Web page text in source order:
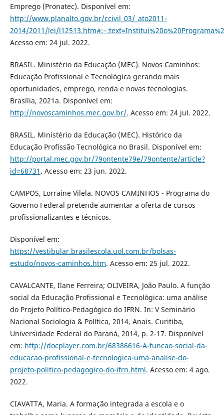
Emprego (Pronatec). Disponível em:
http://www.planalto.gov.br/ccivil_03/_ato2011-
2014/2011/lei/
Acesso em: 24 jul. 2022.
BRASIL. Ministério da Educação (MEC). Novos Caminhos:
Educação Profissional e Tecnológica gerando mais
oportunidades, emprego, renda e novas tecnologias.
Brasília, 2021a. Disponível em:
http://novoscaminhos.mec.gov.br/. Acesso em: 24 jul. 2022.
BRASIL. Ministério da Educação (MEC). Histórico da
Educação Profissão Tecnológica no Brasil. Disponível em:
http://portal.mec.gov.br/79ontente79e/79ontente/article?
id=68731 . Acesso em: 23 jun. 2022.
CAMPOS, Lorraine Vilela. NOVOS CAMINHOS - Programa do
Governo Federal pretende aumentar a oferta de cursos
profissionalizantes e técnicos.
Disponível em:
https://vestibular.brasilescola.uol.com.br/bolsas-
estudo/novos-caminhos.htm. Acesso em: 25 jul. 2022.
CAVALCANTE, Ilane Ferreira; OLIVEIRA, João Paulo. A função
social da Educação Profissional e Tecnológica: uma análise
do Projeto Político-Pedagógico do IFRN. In: V Seminário
Nacional Sociologia & Política, 2014, Anais. Curitiba,
Universidade Federal do Paraná, 2014, p. 2-17. Disponível
em: http://docplayer.com.br/68386616-A-funcao-social-da-
educacao-profissional-e-tecnologica-uma-analise-do-
projeto-politico-pedagogico-do-ifrn.html. Acesso em: 4 ago.
2022.
CIAVATTA, Maria. A formação integrada a escola e o